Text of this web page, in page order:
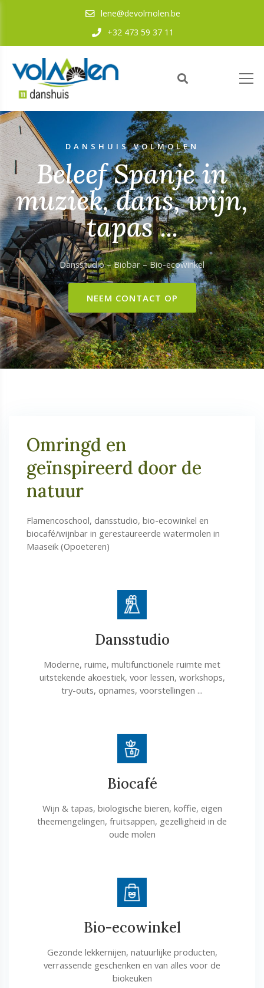
lene@devolmolen.be
+32 473 59 37 11
DANSHUIS VOLMOLEN
Beleef Spanje in
muziek, dans, wijn,
tapas ...
Dansstudio – Biobar – Bio-ecowinkel
NEEM CONTACT OP
Omringd en
geïnspireerd door de
natuur
Flamencoschool, dansstudio, bio-ecowinkel en
biocafé/wijnbar in gerestaureerde watermolen in
Maaseik (Opoeteren)
Dansstudio
Moderne, ruime, multifunctionele ruimte met
uitstekende akoestiek, voor lessen, workshops,
try-outs, opnames, voorstellingen ...
Biocafé
Wijn & tapas, biologische bieren, koffie, eigen
theemengelingen, fruitsappen, gezelligheid in de
oude molen
Bio-ecowinkel
Gezonde lekkernijen, natuurlijke producten,
verrassende geschenken en van alles voor de
biokeuken